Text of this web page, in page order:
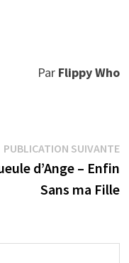
Par Flippy Who
:
PUBLICATION SUIVANTE
d’Ange – Enfin
Sans ma Fille